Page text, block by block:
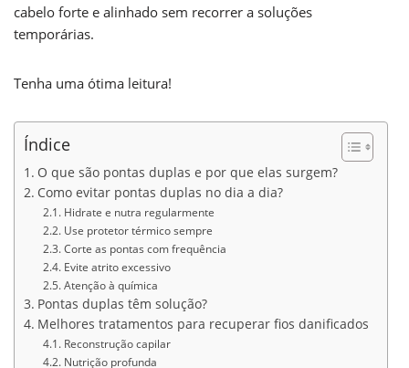
cabelo forte e alinhado sem recorrer a soluções
temporárias.
Tenha uma ótima leitura!
Índice
O que são pontas duplas e por que elas surgem?
Como evitar pontas duplas no dia a dia?
Hidrate e nutra regularmente
Use protetor térmico sempre
Corte as pontas com frequência
Evite atrito excessivo
Atenção à química
Pontas duplas têm solução?
Melhores tratamentos para recuperar fios danificados
Reconstrução capilar
Nutrição profunda